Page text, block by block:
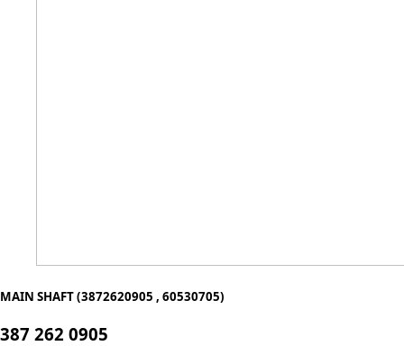
MAIN SHAFT (3872620905 , 60530705)
387 262 0905